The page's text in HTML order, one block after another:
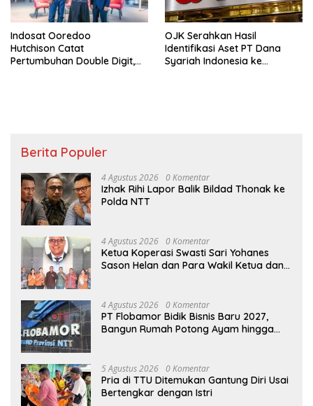
Indosat Ooredoo
Hutchison Catat
Pertumbuhan Double Digit,
OJK Serahkan Hasil
Identifikasi Aset PT Dana
Syariah Indonesia ke
Berita Populer
4 Agustus 2026 0 Komentar
Izhak Rihi Lapor Balik Bildad Thonak ke
Polda NTT
4 Agustus 2026 0 Komentar
Ketua Koperasi Swasti Sari Yohanes
Sason Helan dan Para Wakil Ketua dan
Menyambut Sukacita
4 Agustus 2026 0 Komentar
PT Flobamor Bidik Bisnis Baru 2027,
Bangun Rumah Potong Ayam hingga
5 Agustus 2026 0 Komentar
Pria di TTU Ditemukan Gantung Diri Usai
Bertengkar dengan Istri